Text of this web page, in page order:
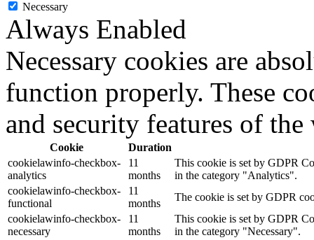
Necessary
Always Enabled
Necessary cookies are
function properly. These
and security features of
Cookie
Duration
cookielawinfo-checkbox-
analytics
11
months
This cookie is set by GDPR
in the category "Analytics".
cookielawinfo-checkbox-
functional
11
months
The cookie is set by GDPR
cookielawinfo-checkbox-
necessary
11
months
This cookie is set by GDPR
in the category "Necessary".